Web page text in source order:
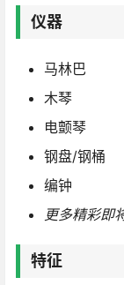
仪器
马林巴
木琴
电颤琴
钢盘/钢桶
编钟
更多精彩即
特征